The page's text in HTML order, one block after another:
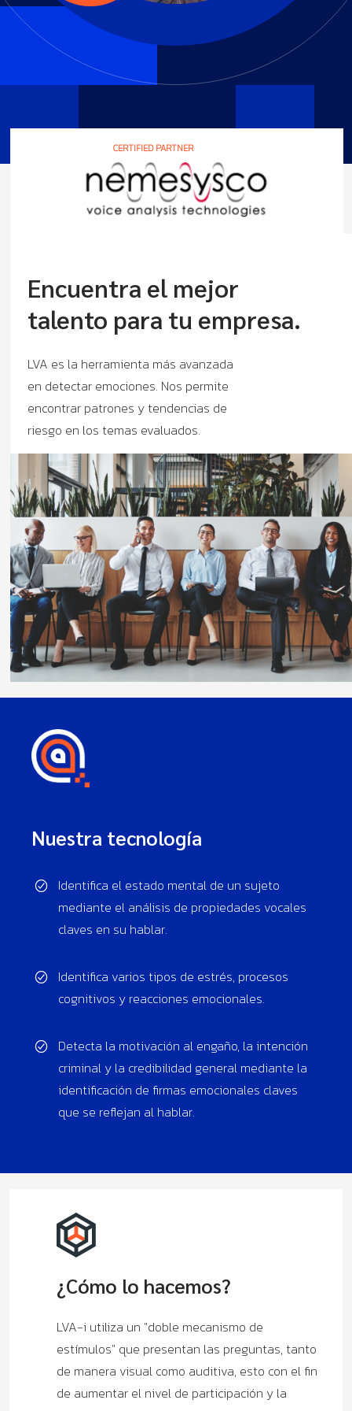
CERTIFIED PARTNER
Encuentra el mejor
talento para tu empresa.
LVA es la herramienta más avanzada
en detectar emociones. Nos permite
encontrar patrones y tendencias de
riesgo en los temas evaluados.
Nuestra tecnología
Identifica el estado mental de un sujeto
mediante el análisis de propiedades vocales
claves en su hablar.
Identifica varios tipos de estrés, procesos
cognitivos y reacciones emocionales.
Detecta la motivación al engaño, la intención
criminal y la credibilidad general mediante la
identificación de firmas emocionales claves
que se reflejan al hablar.
¿Cómo lo hacemos?
LVA-i utiliza un "doble mecanismo de
estímulos" que presentan las preguntas, tanto
de manera visual como auditiva, esto con el fin
de aumentar el nivel de participación y la